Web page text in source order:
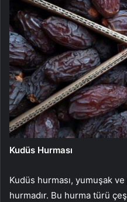
Kudüs Hurması
Kudüs hurması, yumuşak
hurmadır. Bu hurma türü